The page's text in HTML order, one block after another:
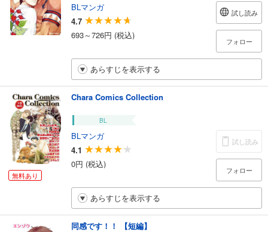
BLマンガ
4.7
693～726円 (税込)
試し読み
フォロー
あらすじを表示する
無料あり
Chara Comics Collection
BL
BLマンガ
4.1
0円 (税込)
試し読み
フォロー
あらすじを表示する
同感です！！ 【短編】